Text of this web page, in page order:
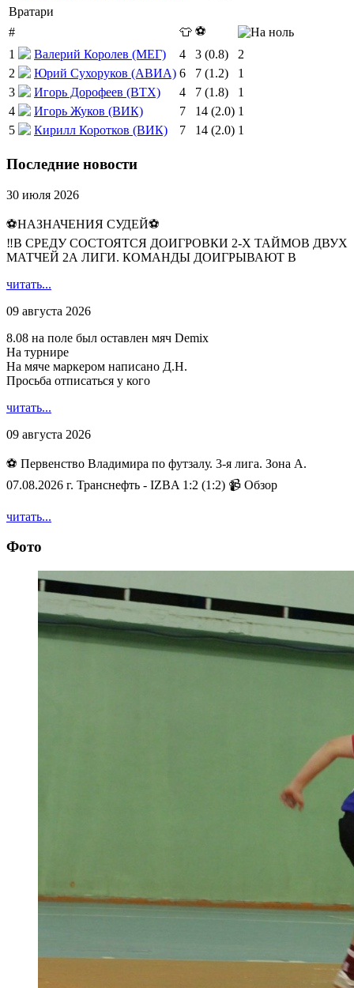
Вратари
#
👕 ⚽
1
Валерий Королев (МЕГ) 4 3 (0.8)
2
2
Юрий Сухоруков (АВИА) 6 7 (1.2)
1
3
Игорь Дорофеев (ВТХ) 4 7 (1.8)
1
4
Игорь Жуков (ВИК) 7 14 (2.0) 1
5
Кирилл Коротков (ВИК) 7 14 (2.0) 1
Последние новости
30 июля 2026
⚽НАЗНАЧЕНИЯ СУДЕЙ⚽
‼В СРЕДУ СОСТОЯТСЯ ДОИГРОВКИ 2-Х ТАЙМОВ ДВУХ
МАТЧЕЙ 2А ЛИГИ. КОМАНДЫ ДОИГРЫВАЮТ В
читать...
09 августа 2026
8.08 на поле был оставлен мяч Demix
На турнире
На мяче маркером написано Д.Н.
Просьба отписаться у кого
читать...
09 августа 2026
⚽ Первенство Владимира по футзалу. 3-я лига. Зона А.
07.08.2026 г. Транснефть - IZBA 1:2 (1:2) 📹 Обзор
читать...
Фото